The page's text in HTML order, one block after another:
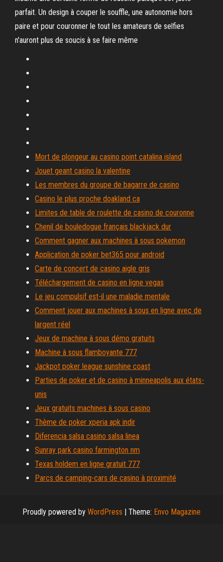
parfait. Un design à couper le souffle, une autonomie hors
paire et pour couronner le tout les amateurs de selfies
n'auront plus de soucis à se faire même
Mort de plongeur au casino point catalina island
Jouet geant casino la valentine
Les membres du groupe de bagarre de casino
Casino le plus proche doakland ca
Limites de table de roulette de casino de couronne
Chenil de bouledogue français blackjack dur
Comment gagner aux machines à sous pokemon
Application de poker bet365 pour android
Carte de concert de casino aigle gris
Téléchargement de casino en ligne vegas
Le jeu compulsif est-il une maladie mentale
Comment jouer aux machines à sous en ligne avec de
largent réel
Jeux de machine à sous démo gratuits
Machine à sous flamboyante 777
Jackpot poker league sunshine coast
Parties de poker et de casino à minneapolis aux états-
unis
Jeux gratuits machines à sous casino
Thème de poker xperia apk indir
Diferencia salsa casino salsa linea
Sunray park casino farmington nm
Texas holdem en ligne gratuit 777
Parcs de camping-cars de casino à proximité
Proudly powered by WordPress | Theme: Envo Magazine